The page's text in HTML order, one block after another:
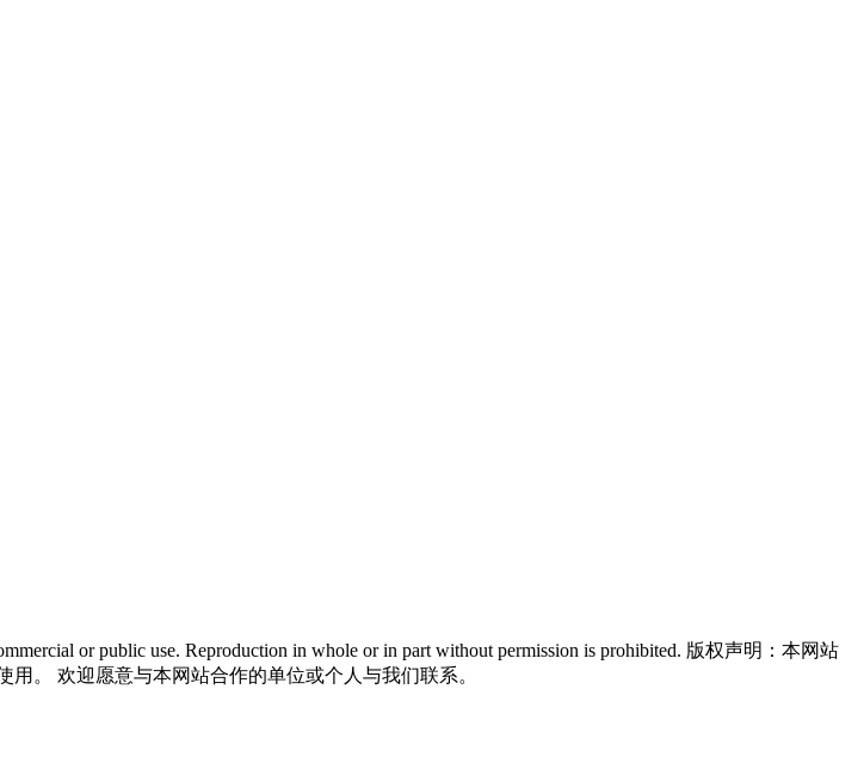
or public use. Reproduction in whole or in part without permission is prohibited. 版权声明：本网站
。 欢迎愿意与本网站合作的单位或个人与我们联系。